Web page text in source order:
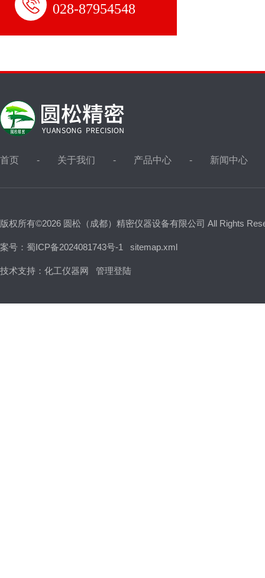
028-87954548
首页 关于我们 产品中心 新闻中心
版权所有©2026 圆松（成都）精密仪器设备有限公司 All Rights
案号：蜀ICP备2024081743号-1 sitemap.xml
技术支持： 化工仪器网 管理登陆